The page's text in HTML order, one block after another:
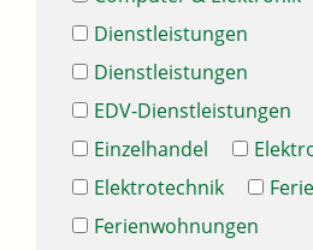
Dienstleistungen
Dienstleistungen
EDV-Dienstleistungen
Einzelhandel
Elektrotechnik
Ferienwohnungen